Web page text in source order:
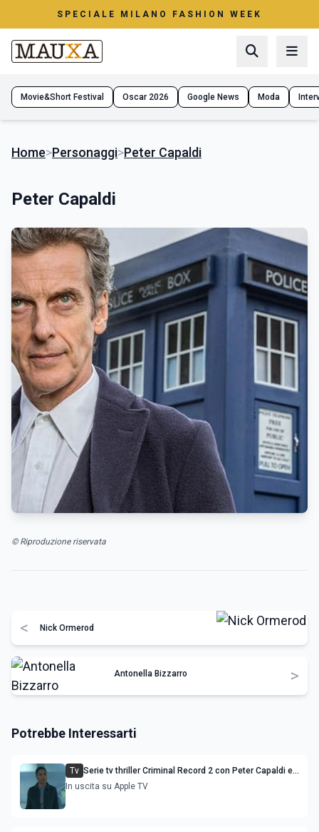
SPECIALE MILANO FASHION WEEK
Movie&Short Festival Oscar 2026 Google News Moda
Home>Personaggi>Peter Capaldi
Peter Capaldi
© Riproduzione riservata
< Nick Ormerod
Antonella Bizzarro >
Potrebbe Interessarti
Tv Serie tv thriller Criminal Record 2 con Peter Capaldi e
Cush Jumbo: trama e uscita streaming
In uscita su Apple TV